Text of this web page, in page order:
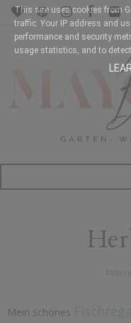
Mein schönes
This site uses cookies from
traffic. Your IP address and
performance and security
usage statistics, and to